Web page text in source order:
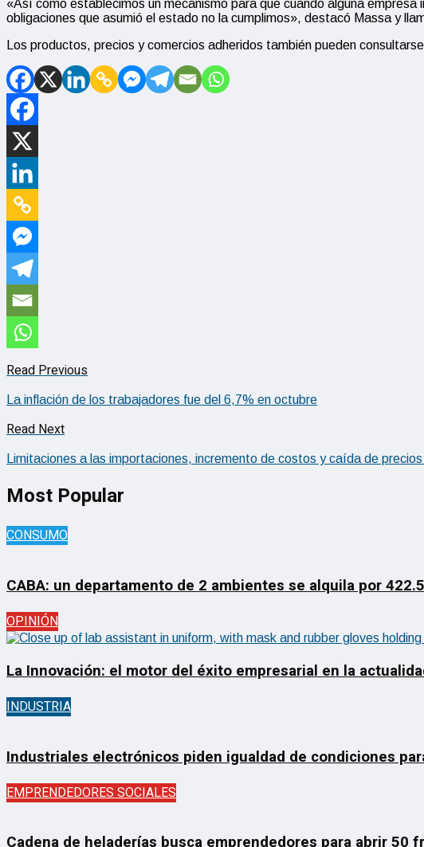
«Así como establecimos un mecanismo para que cuando alguna
obligaciones que asumió el estado no la cumplimos», destacó Massa y
Los productos, precios y comercios adheridos también pueden
Read Previous
La inflación de los trabajadores fue del 6,7% en octubre
Read Next
Limitaciones a las importaciones, incremento de costos y caída de
Most Popular
CONSUMO
CABA: un departamento de 2 ambientes se alquila por
OPINIÓN
La Innovación: el motor del éxito empresarial en la
INDUSTRIA
Industriales electrónicos piden igualdad de condiciones
EMPRENDEDORES SOCIALES
Cadena de heladerías busca emprendedores para abrir